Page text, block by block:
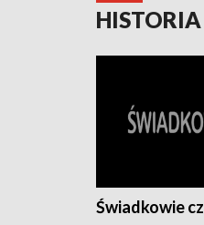
HISTORIA
Świadkowie